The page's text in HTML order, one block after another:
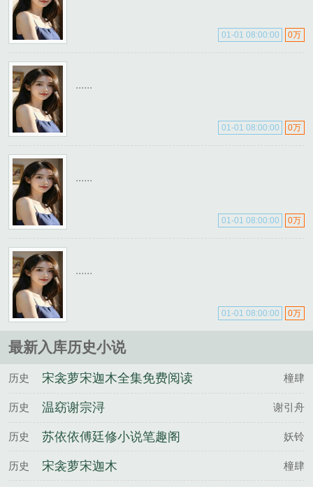
0万
01-01 08:00:00
......
0万
01-01 08:00:00
......
0万
01-01 08:00:00
......
0万
01-01 08:00:00
最新入库历史小说
历史 宋衾萝宋迦木全集免费阅读 橦肆
历史 温窈谢宗浔 谢引舟
历史 苏依依傅廷修小说笔趣阁 妖铃
历史 宋衾萝宋迦木 橦肆